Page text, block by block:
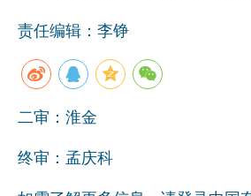
责任编辑：李铮
二审：淮金
终审：孟庆科